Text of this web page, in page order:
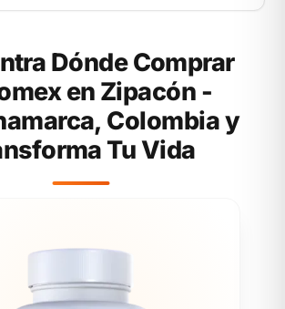
Dónde Comprar
en Zipacón -
Colombia y
Tu Vida